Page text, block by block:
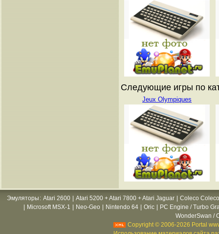
Следующие игры по
Jeux Olympiques
Эмуляторы : Atari 2600 Atari 5200 + Atari 7800 + Atari Jaguar
Coleco
Microsoft MSX-1 Neo-Geo Nintendo 64 Oric
PC Engine / Turbo
WonderSwan /
Copyright © 2006-2026 Portal